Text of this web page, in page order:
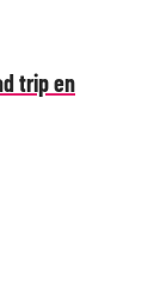
trip en